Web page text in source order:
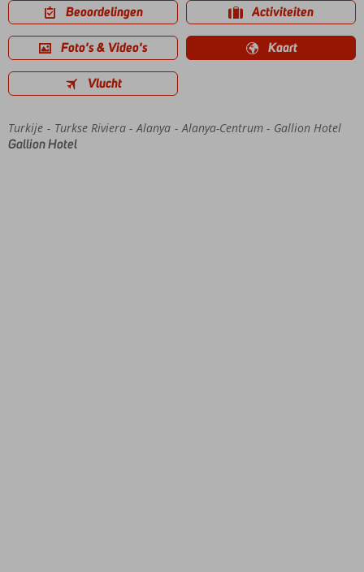
Beoordelingen Activiteiten
Foto's & Video's Kaart
Vlucht
Home
Turkije Turkse Riviera Alanya Alanya-Centrum
Gallion Hotel
Gallion Hotel